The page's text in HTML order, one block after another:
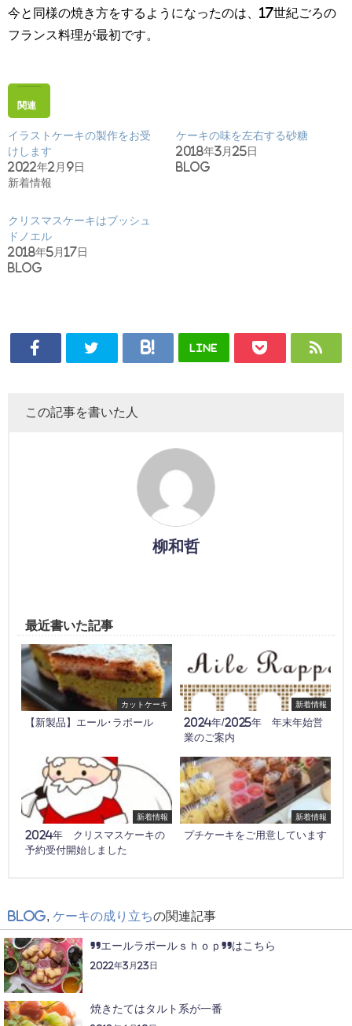
今と同様の焼き方をするようになったのは、17世紀ごろの
フランス料理が最初です。
関連
イラストケーキの製作をお受
けします
2022年2月9日
新着情報
ケーキの味を左右する砂糖
2018年3月25日
Blog
クリスマスケーキはブッシュ
ドノエル
2018年5月17日
Blog
LINE
この記事を書いた人
柳和哲
最近書いた記事
カットケーキ
【新製品】エール･ラポール
新着情報
2024年/2025年 年末年始営
業のご案内
新着情報
2024年 クリスマスケーキの
予約受付開始しました
新着情報
プチケーキをご用意しています
Blog ケーキの成り立ちの関連記事
”エールラポールｓｈｏｐ”はこちら
2022年3月23日
焼きたてはタルト系が一番